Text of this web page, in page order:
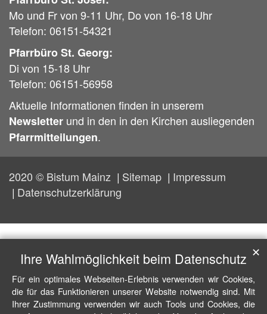
Mo und Fr von 9-11 Uhr, Do von 16-18 Uhr
Telefon: 06151-54321
Pfarrbüro St. Georg:
Di von 15-18 Uhr
Telefon: 06151-56958
Aktuelle Informationen finden in unserem
Newsletter und in den in den Kirchen ausliegenden
Pfarrmitteilungen.
2020 © Bistum Mainz Sitemap
Impressum
Datenschutzerklärung
Ihre Wahlmöglichkeit beim Datenschutz
Für ein optimales Webseiten-Erlebnis verwenden wir Cookies,
die für das Funktionieren unserer Website notwendig sind. Mit
Ihrer Zustimmung verwenden wir auch Tools und Cookies, die
✕